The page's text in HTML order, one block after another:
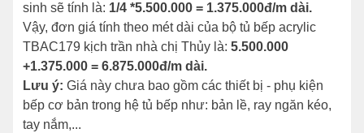
sinh sẽ tính là: 1/4 *5.500.000 = 1.375.000đ/m dài.
Vậy, đơn giá tính theo mét dài của bộ tủ bếp acrylic
TBAC179 kịch trần nhà chị Thủy là: 5.500.000
+1.375.000 = 6.875.000đ/m dài.
Lưu ý: Giá này chưa bao gồm các thiết bị - phụ kiện
bếp cơ bản trong hệ tủ bếp như: bản lề, ray ngăn kéo,
tay nắm,...